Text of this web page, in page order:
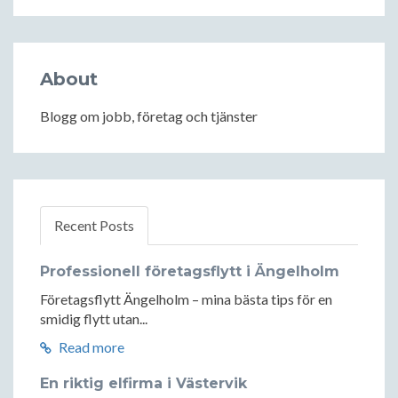
About
Blogg om jobb, företag och tjänster
Recent Posts
Professionell företagsflytt i Ängelholm
Företagsflytt Ängelholm – mina bästa tips för en
smidig flytt utan...
Read more
En riktig elfirma i Västervik